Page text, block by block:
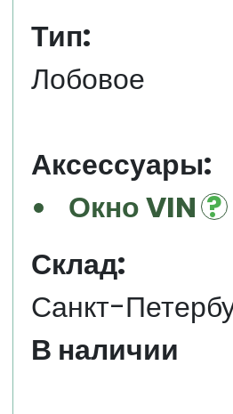
Тип:
Лобовое
Аксессуары:
Окно VIN
Склад:
Санкт-
В наличии